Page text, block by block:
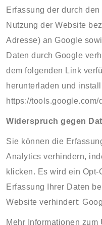
Erfassung der durch
Nutzung der Website
Adresse) an Google
Daten durch Google
dem folgenden Link
herunterladen und
https://
Widerspruch gegen
Sie können die
Analytics verhindern,
klicken. Es wird ein
Erfassung Ihrer Daten
Website verhindert:
Mehr Informationen